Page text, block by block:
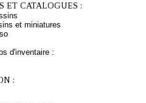
ET CATALOGUES :
et miniatures
d'inventaire :
: